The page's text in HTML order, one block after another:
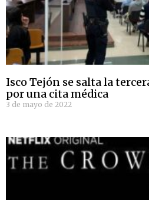
Isco Tejón se salta la
por una cita médica
3 de mayo de 2022